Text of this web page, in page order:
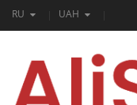
RU UAH